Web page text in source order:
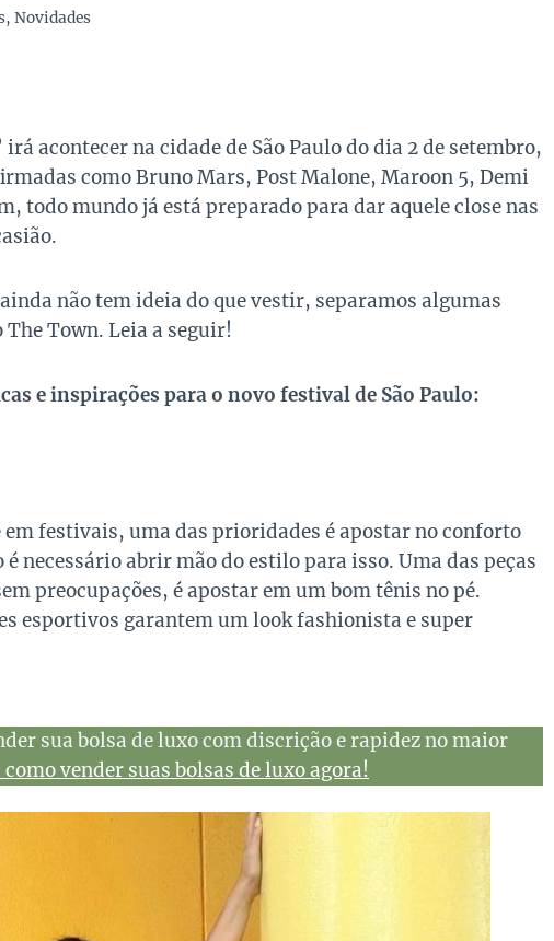
,Novidades
acontecer na cidade de São Paulo do dia 2 de setembro,
como Bruno Mars, Post Malone, Maroon 5, Demi
todo mundo já está preparado para dar aquele close nas
não tem ideia do que vestir, separamos algumas
Town. Leia a seguir!
e inspirações para o novo festival de São Paulo:
em festivais, uma das prioridades é apostar no conforto
necessário abrir mão do estilo para isso. Uma das peças
preocupações, é apostar em um bom tênis no pé.
esportivos garantem um look fashionista e super
sua bolsa de luxo com discrição e rapidez no maior
como vender suas bolsas de luxo agora!